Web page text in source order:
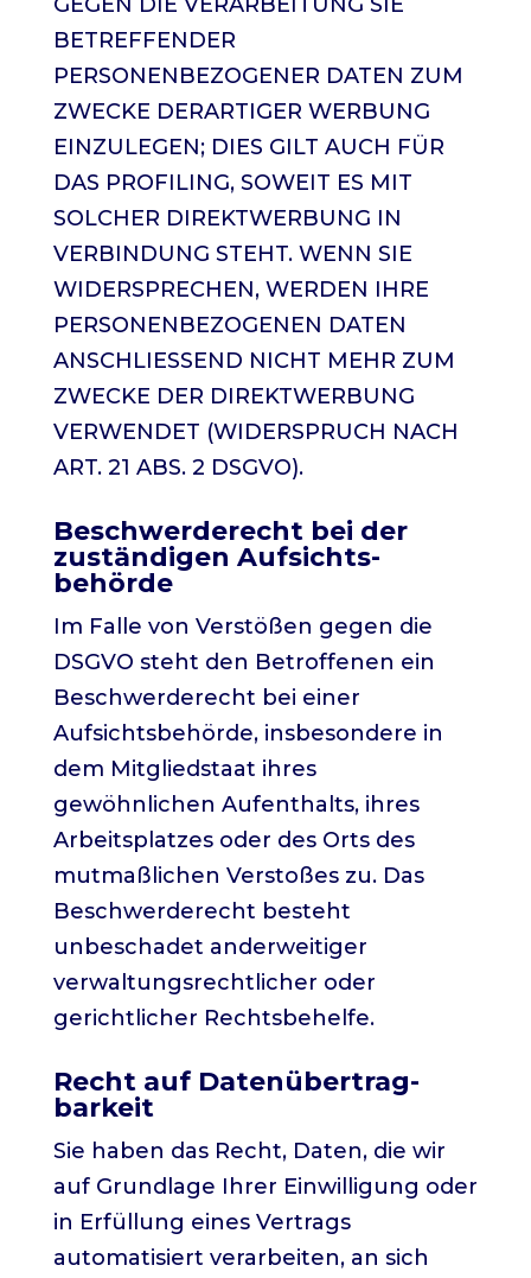
BETREFFENDER
PERSONENBEZOGENER DATEN ZUM
ZWECKE DERARTIGER WERBUNG
EINZULEGEN; DIES GILT AUCH FÜR
DAS PROFILING, SOWEIT ES MIT
SOLCHER DIREKTWERBUNG IN
VERBINDUNG STEHT. WENN SIE
WIDERSPRECHEN, WERDEN IHRE
PERSONENBEZOGENEN DATEN
ANSCHLIESSEND NICHT MEHR ZUM
ZWECKE DER DIREKTWERBUNG
VERWENDET (WIDERSPRUCH NACH
ART. 21 ABS. 2 DSGVO).
Beschwerde­recht bei der
zuständigen Aufsichts­
behörde
Im Falle von Verstößen gegen die
DSGVO steht den Betroffenen ein
Beschwerderecht bei einer
Aufsichtsbehörde, insbesondere in
dem Mitgliedstaat ihres
gewöhnlichen Aufenthalts, ihres
Arbeitsplatzes oder des Orts des
mutmaßlichen Verstoßes zu. Das
Beschwerderecht besteht
unbeschadet anderweitiger
verwaltungsrechtlicher oder
gerichtlicher Rechtsbehelfe.
Recht auf Daten­übertrag­
barkeit
Sie haben das Recht, Daten, die wir
auf Grundlage Ihrer Einwilligung oder
in Erfüllung eines Vertrags
automatisiert verarbeiten, an sich